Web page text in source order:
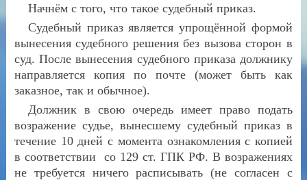
Начнём с того, что такое судебный приказ.
Судебный приказ является упрощённой формой
вынесения судебного решения без вызова сторон в
суд. После вынесения судебного приказа должнику
направляется копия по почте (может быть как
заказное, так и обычное).
Должник в свою очередь имеет право подать
возражение судье, вынесшему судебный приказ в
течение 10 дней с момента ознакомления с копией
в соответствии со 129 ст. ГПК РФ. В возражениях
не требуется ничего расписывать (не согласен с